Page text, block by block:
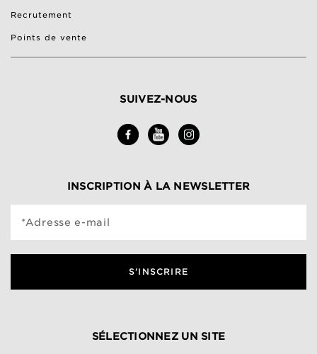
Recrutement
Points de vente
SUIVEZ-NOUS
INSCRIPTION À LA NEWSLETTER
*Adresse e-mail
S'INSCRIRE
SÉLECTIONNEZ UN SITE